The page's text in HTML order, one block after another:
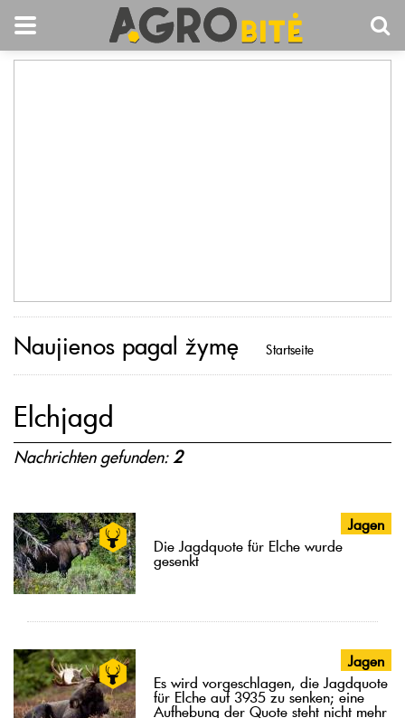
Naujienos pagal žymę Startseite
Elchjagd
Nachrichten gefunden:2
Jagen
Die Jagdquote für Elche wurde
gesenkt
Jagen
Es wird vorgeschlagen, die Jagdquote
für Elche auf 3935 zu senken; eine
Aufhebung der Quote steht nicht mehr